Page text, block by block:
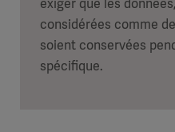
exiger que les
considérées comme
soient conservées
spécifique.